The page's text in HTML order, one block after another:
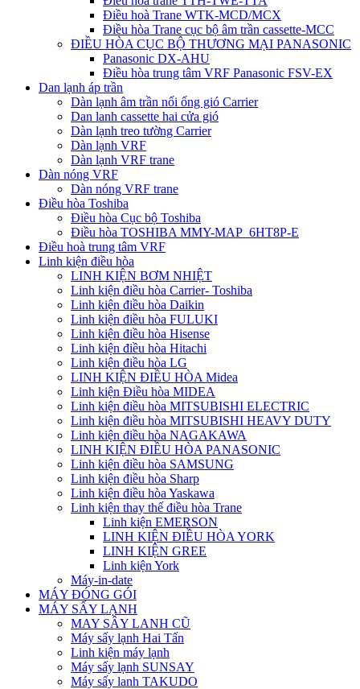
Điều hoà Trane WTK-MCD/MCX
Điều hòa Trane cục bộ âm trần cassette-MCC
ĐIỀU HÒA CỤC BỘ THƯƠNG MẠI PANASONIC
Panasonic DX-AHU
Điều hòa trung tâm VRF Panasonic FSV-EX
Dan lạnh áp trần
Dàn lạnh âm trần nối ống gió Carrier
Dan lanh cassette hai cửa gió
Dàn lạnh treo tường Carrier
Dàn lạnh VRF
Dàn lạnh VRF trane
Dàn nóng VRF
Dàn nóng VRF trane
Điều hòa Toshiba
Điều hòa Cục bộ Toshiba
Điều hòa TOSHIBA MMY-MAP_6HT8P-E
Điều hoà trung tâm VRF
Linh kiện điều hòa
LINH KIỆN BƠM NHIỆT
Linh kiện điều hòa Carrier- Toshiba
Linh kiện điều hòa Daikin
Linh kiện điều hòa FULUKI
Linh kiện điều hòa Hisense
Linh kiện điều hòa Hitachi
Linh kiện điều hòa LG
LINH KIỆN ĐIỀU HÒA Midea
Linh kiện Điều hòa MIDEA
Linh kiện điều hòa MITSUBISHI ELECTRIC
Linh kiện điều hòa MITSUBISHI HEAVY DUTY
Linh kiện điều hòa NAGAKAWA
LINH KIỆN ĐIỀU HÒA PANASONIC
Linh kiện điều hòa SAMSUNG
Linh kiện điều hòa Sharp
Linh kiện điều hòa Yaskawa
Linh kiện thay thế điều hòa Trane
Linh kiện EMERSON
LINH KIỆN ĐIỀU HÒA YORK
LINH KIỆN GREE
Linh kiện York
Máy-in-date
MÁY ĐÓNG GÓI
MÁY SẤY LẠNH
MAY SÂY LANH CŨ
Máy sấy lạnh Hai Tấn
Linh kiện máy lạnh
Máy sấy lạnh SUNSAY
Máy sấy lanh TAKUDO